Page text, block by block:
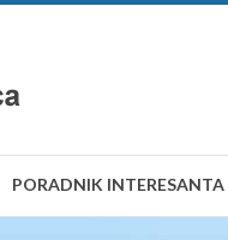
PORADNIK INTERESANTA